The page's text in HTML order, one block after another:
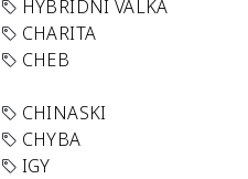
HYBRIDNÍ VÁLKA
CHARITA
CHEB
CHINASKI
CHYBA
IGY